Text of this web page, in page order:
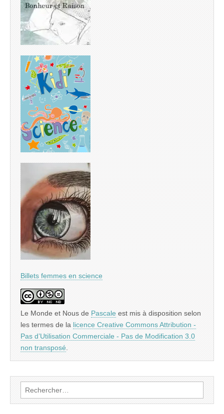
Billets femmes en science
Le Monde et Nous de Pascale est mis à disposition selon
les termes de la licence Creative Commons Attribution -
Pas d’Utilisation Commerciale - Pas de Modification 3.0
non transposé.
Rechercher :